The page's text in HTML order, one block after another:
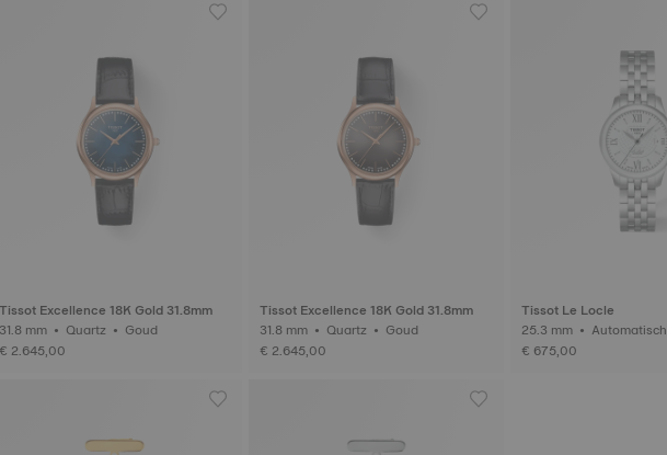
Tissot Excellence 18K Gold 31.8mm
31.8 mm • Quartz • Goud
€ 2.645,00
Tissot Excellence 18K Gold 31.8mm
31.8 mm • Quartz • Goud
€ 2.645,00
Tissot Le Locle
25.3 mm • Automatisch
€ 675,00